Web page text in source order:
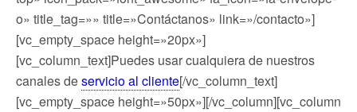
o» title_tag=»» title=»Contáctanos» link=»/contacto»]
[vc_empty_space height=»20px»]
[vc_column_text]Puedes usar cualquiera de nuestros
canales deservicio al cliente[/vc_column_text]
[vc_empty_space height=»50px»][/vc_column][vc_column